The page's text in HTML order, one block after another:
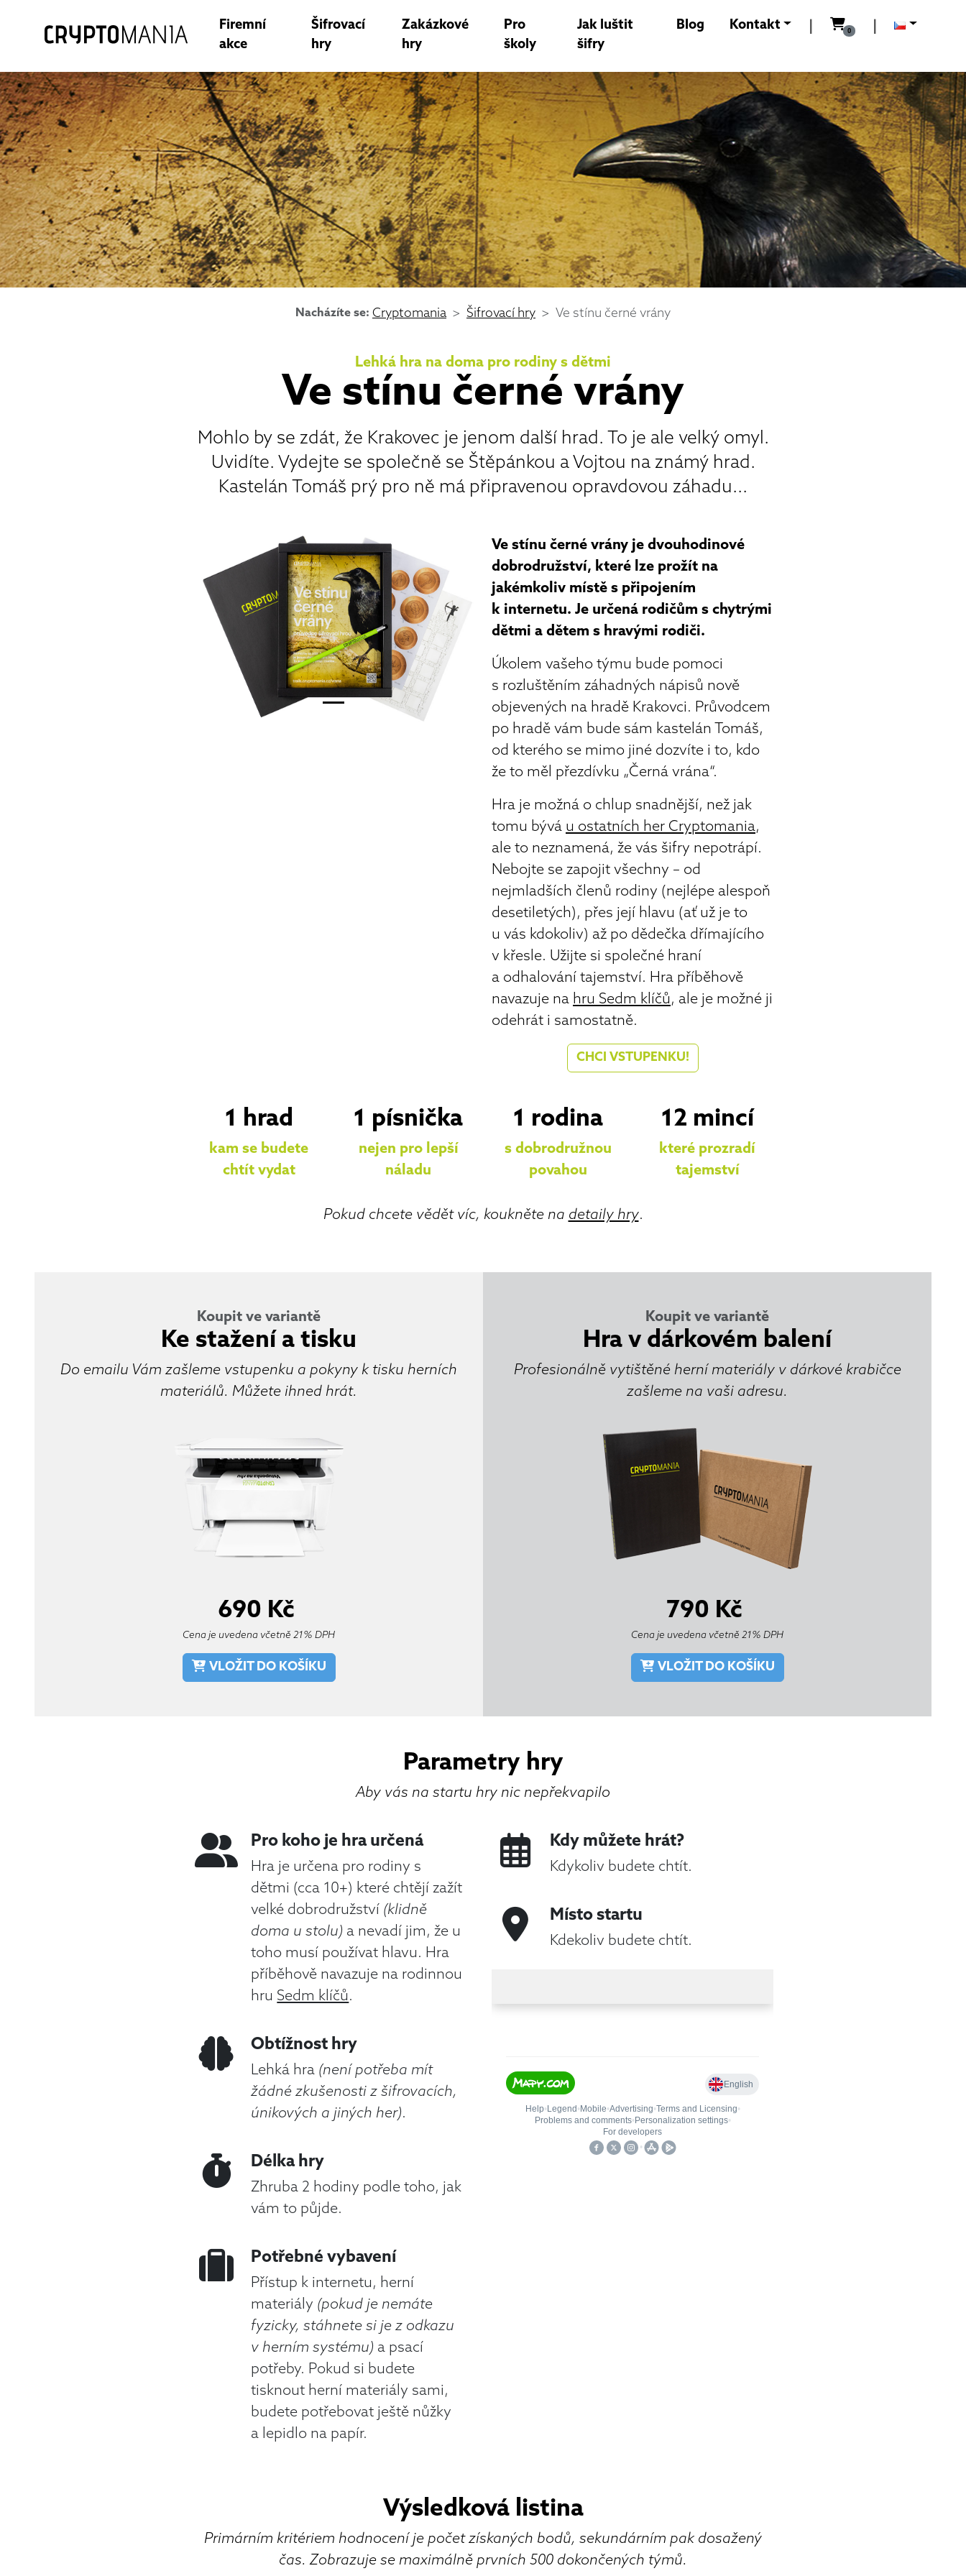
Firemní
akce
Šifrovací
hry
Zakázkové
hry
Pro
školy
Jak luštit
šifry
Blog Kontakt 0
0
Nacházíte se: Cryptomania Šifrovací hry Ve stínu černé vrány
Lehká hra na doma pro rodiny s dětmi
Ve stínu černé vrány
Mohlo by se zdát, že Krakovec je jenom další hrad. To je ale velký omyl.
Uvidíte. Vydejte se společně se Štěpánkou a Vojtou na známý hrad.
Kastelán Tomáš prý pro ně má připravenou opravdovou záhadu...
Ve stínu černé vrány je dvouhodinové
dobrodružství, které lze prožít na
jakémkoliv místě s připojením
k internetu. Je určená rodičům s chytrými
dětmi a dětem s hravými rodiči.
Úkolem vašeho týmu bude pomoci
s rozluštěním záhadných nápisů nově
objevených na hradě Krakovci. Průvodcem
po hradě vám bude sám kastelán Tomáš,
od kterého se mimo jiné dozvíte i to, kdo
že to měl přezdívku „Černá vrána“.
Hra je možná o chlup snadnější, než jak
tomu bývá u ostatních her Cryptomania,
ale to neznamená, že vás šifry nepotrápí.
Nebojte se zapojit všechny – od
nejmladších členů rodiny (nejlépe alespoň
desetiletých), přes její hlavu (ať už je to
u vás kdokoliv) až po dědečka dřímajícího
v křesle. Užijte si společné hraní
a odhalování tajemství. Hra příběhově
navazuje na hru Sedm klíčů , ale je možné ji
odehrát i samostatně.
CHCI VSTUPENKU!
1 hrad
kam se budete
chtít vydat
1 písnička
nejen pro lepší
náladu
1 rodina
s dobrodružnou
povahou
12 mincí
které prozradí
tajemství
Pokud chcete vědět víc, koukněte na detaily hry.
Koupit ve variantě
Ke stažení a tisku
Do emailu Vám zašleme vstupenku a pokyny k tisku herních
materiálů. Můžete ihned hrát.
690 Kč
Cena je uvedena včetně 21% DPH
VLOŽIT DO KOŠÍKU
Koupit ve variantě
Hra v dárkovém balení
Profesionálně vytištěné herní materiály v dárkové krabičce
zašleme na vaši adresu.
790 Kč
Cena je uvedena včetně 21% DPH
VLOŽIT DO KOŠÍKU
Parametry hry
Aby vás na startu hry nic nepřekvapilo
Pro koho je hra určená
Hra je určena pro rodiny s
dětmi (cca 10+) které chtějí zažít
velké dobrodružství (klidně
doma u stolu) a nevadí jim, že u
toho musí používat hlavu. Hra
příběhově navazuje na rodinnou
hru Sedm klíčů .
Obtížnost hry
Lehká hra (není potřeba mít
žádné zkušenosti z šifrovacích,
únikových a jiných her).
Délka hry
Zhruba 2 hodiny podle toho, jak
vám to půjde.
Potřebné vybavení
Přístup k internetu, herní
materiály (pokud je nemáte
fyzicky, stáhnete si je z odkazu
v herním systému) a psací
potřeby. Pokud si budete
tisknout herní materiály sami,
budete potřebovat ještě nůžky
a lepidlo na papír.
Kdy můžete hrát?
Kdykoliv budete chtít.
Místo startu
Kdekoliv budete chtít.
Výsledková listina
Primárním kritériem hodnocení je počet získaných bodů, sekundárním pak dosažený
čas. Zobrazuje se maximálně prvních 500 dokončených týmů.